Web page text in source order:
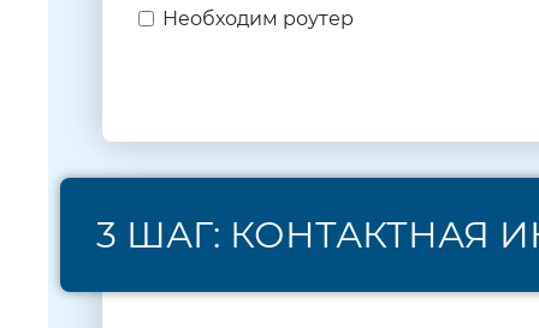
Необходим роутер
3 ШАГ: КОНТАКТНАЯ